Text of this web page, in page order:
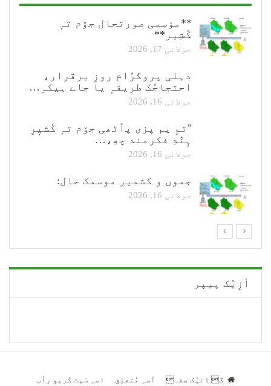
**مؤسمی صورتحال جۆم تہٕ
کٔشِیر**
جولائی 17, 2026
دہلی پروگرٛام روزِ برقرار،
احتجاجُک طریقہٕ یا جاے ہیکہِ…
جولائی 16, 2026
"تمِ یم پزی پٲٹھی جۆم تہٕ کٔشیٖرِ
ہٕنٛدِ فکرمند چھِ،…
جولائی 16, 2026
جموں و کشمیر موسمک حال:
جولائی 16, 2026
أزِیُک پیپر
گ.ڈنیُک صفہ اَسہِ مُتعلِق اسہِ سْیت کْریو رأب